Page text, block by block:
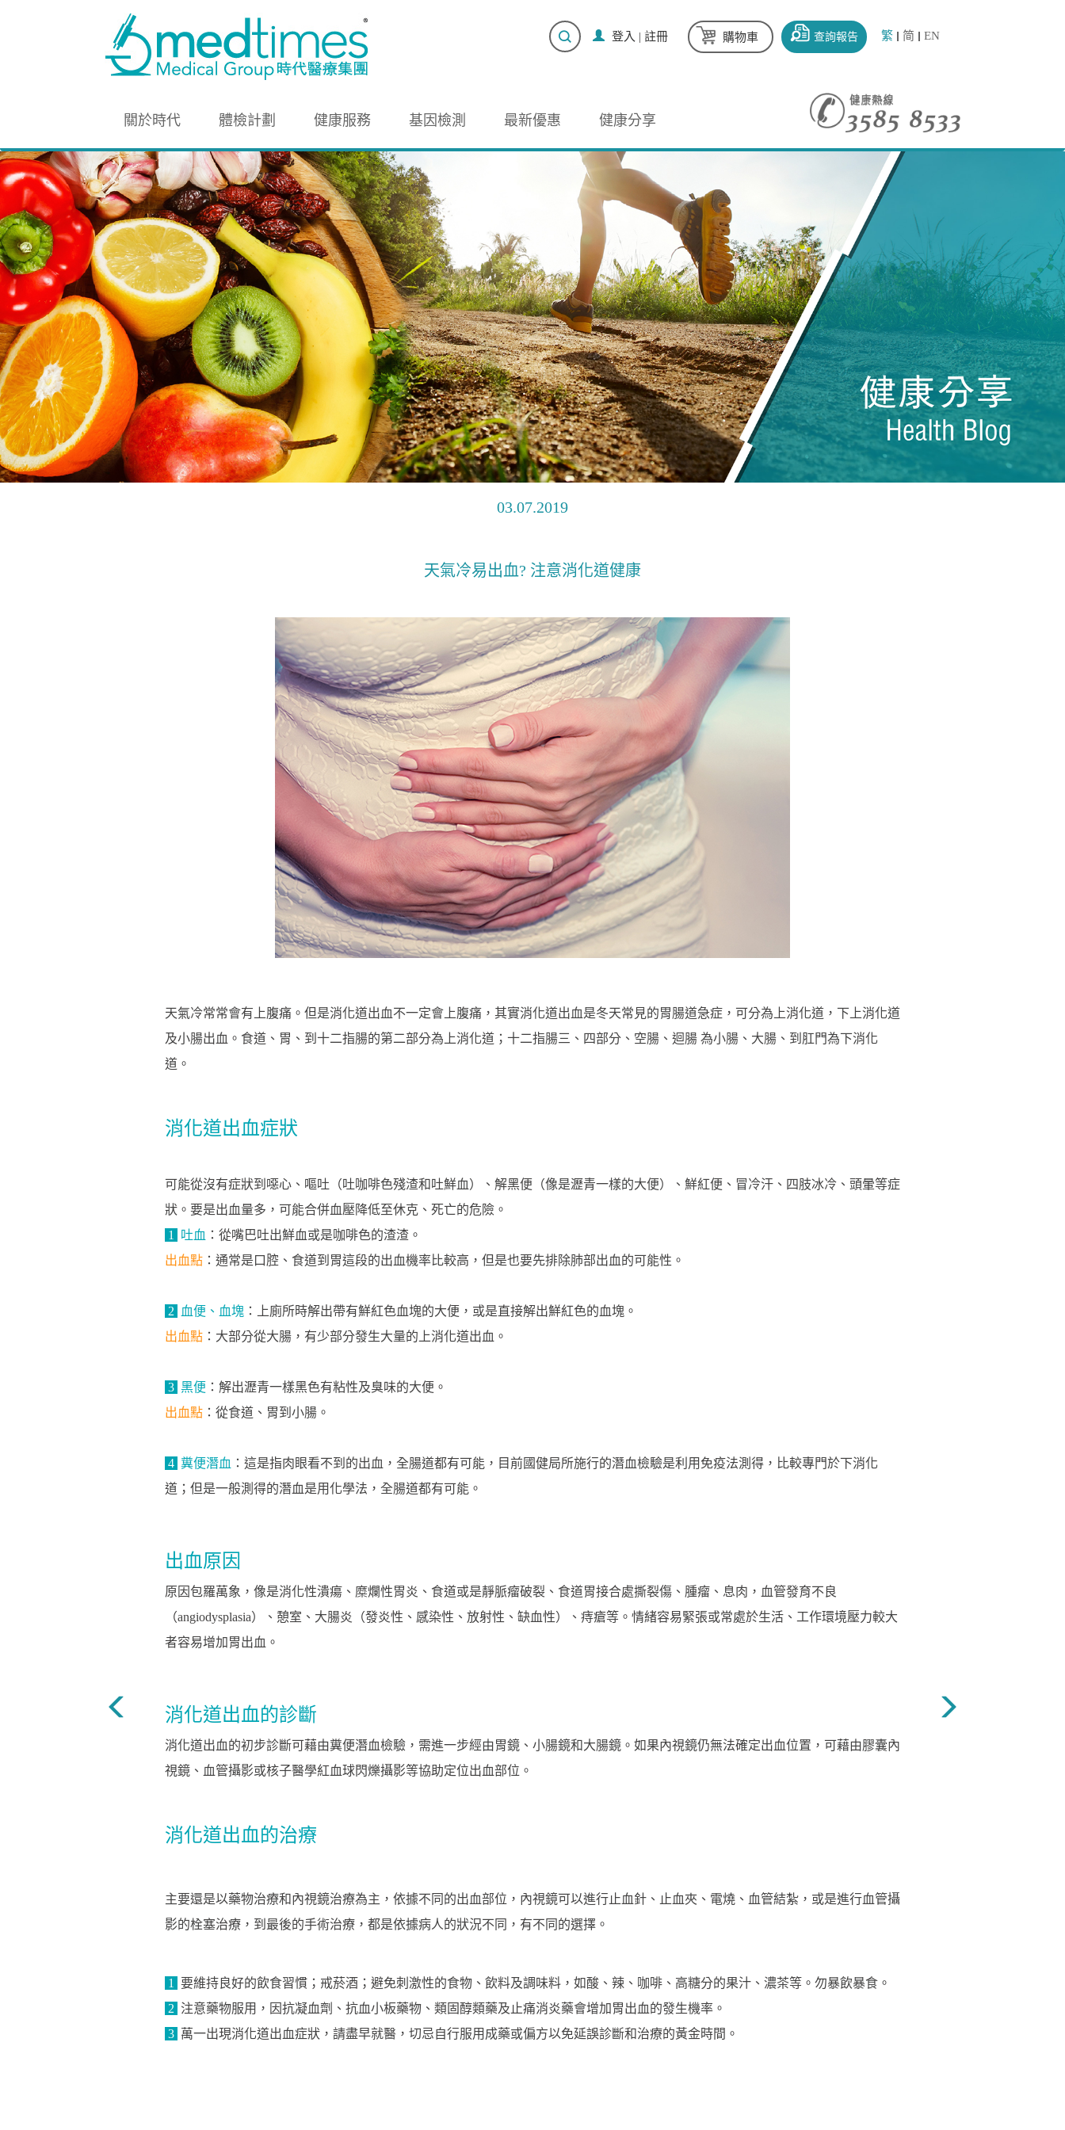
繁 简 EN
查詢報告
購物車
登入 | 註冊
關於時代 體檢計劃 健康服務 基因檢測 最新優惠 健康分享
03.07.2019
天氣冷易出血? 注意消化道健康
天氣冷常常會有上腹痛。但是消化道出血不一定會上腹痛，其實消化道出血是冬天常見的胃腸道急症，可分為上消化道，下上消化道
及小腸出血。食道、胃、到十二指腸的第二部分為上消化道；十二指腸三、四部分、空腸、迴腸 為小腸、大腸、到肛門為下消化
道。
消化道出血症狀
可能從沒有症狀到噁心、嘔吐（吐咖啡色殘渣和吐鮮血）、解黑便（像是瀝青一樣的大便）、鮮紅便、冒冷汗、四肢冰冷、頭暈等症
狀。要是出血量多，可能合併血壓降低至休克、死亡的危險。
1
吐血 ：從嘴巴吐出鮮血或是咖啡色的渣渣。
出血點：通常是口腔、食道到胃這段的出血機率比較高，但是也要先排除肺部出血的可能性。
2 血便、血塊：上廁所時解出帶有鮮紅色血塊的大便，或是直接解出鮮紅色的血塊。
出血點：大部分從大腸，有少部分發生大量的上消化道出血。
3 黑便 ：解出瀝青一樣黑色有粘性及臭味的大便。
出血點：從食道、胃到小腸。
4 糞便潛血 ：這是指肉眼看不到的出血，全腸道都有可能，目前國健局所施行的潛血檢驗是利用免疫法測得，比較專門於下消化
道；但是一般測得的潛血是用化學法，全腸道都有可能。
出血原因
原因包羅萬象，像是消化性潰瘍、糜爛性胃炎、食道或是靜脈瘤破裂、食道胃接合處撕裂傷、腫瘤、息肉，血管發育不良
（angiodysplasia）、憩室、大腸炎（發炎性、感染性、放射性、缺血性）、痔瘡等。情緒容易緊張或常處於生活、工作環境壓力較大
者容易增加胃出血。
消化道出血的診斷
消化道出血的初步診斷可藉由糞便潛血檢驗，需進一步經由胃鏡、小腸鏡和大腸鏡。如果內視鏡仍無法確定出血位置，可藉由膠囊內
視鏡、血管攝影或核子醫學紅血球閃爍攝影等協助定位出血部位。
消化道出血的治療
主要還是以藥物治療和內視鏡治療為主，依據不同的出血部位，內視鏡可以進行止血針、止血夾、電燒、血管結紮，或是進行血管攝
影的栓塞治療，到最後的手術治療，都是依據病人的狀況不同，有不同的選擇。
1
要維持良好的飲食習慣；戒菸酒；避免刺激性的食物、飲料及調味料，如酸、辣、咖啡、高糖分的果汁、濃茶等。勿暴飲暴食。
2 注意藥物服用，因抗凝血劑、抗血小板藥物、類固醇類藥及止痛消炎藥會增加胃出血的發生機率。
3 萬一出現消化道出血症狀，請盡早就醫，切忌自行服用成藥或偏方以免延誤診斷和治療的黃金時間。